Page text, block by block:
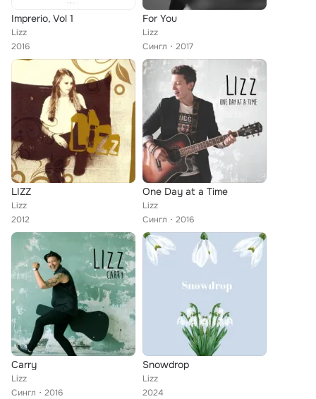
Imprerio, Vol 1
Lizz
2016
For You
Lizz
Сингл
2017
LIZZ
Lizz
2012
One Day at a Time
Lizz
Сингл
2016
Carry
Lizz
Сингл
2016
Snowdrop
Lizz
2024